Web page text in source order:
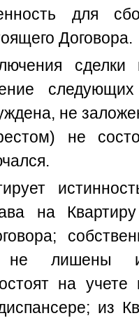
для
Договора.
сделки
не
не
на
не
на учете
из